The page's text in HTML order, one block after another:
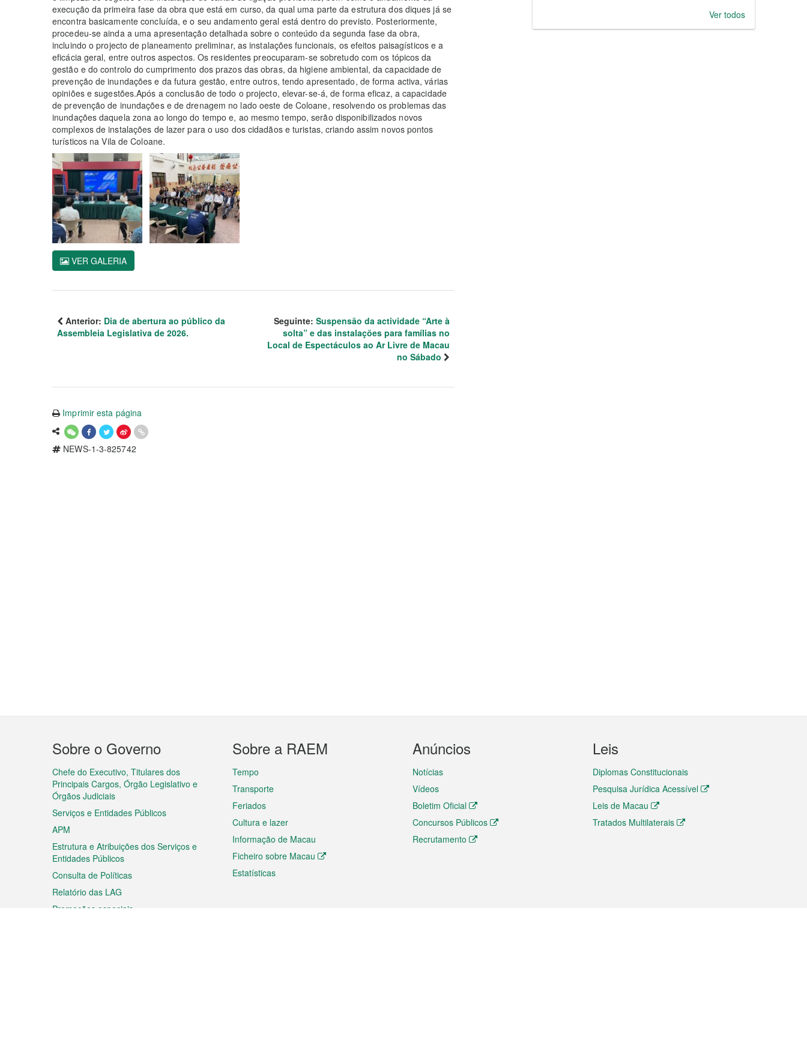
execução da primeira fase da obra que está em curso, da qual uma parte da estrutura dos diques já se
encontra basicamente concluída, e o seu andamento geral está dentro do previsto. Posteriormente,
procedeu-se ainda a uma apresentação detalhada sobre o conteúdo da segunda fase da obra,
incluindo o projecto de planeamento preliminar, as instalações funcionais, os efeitos paisagísticos e a
eficácia geral, entre outros aspectos. Os residentes preocuparam-se sobretudo com os tópicos da
gestão e do controlo do cumprimento dos prazos das obras, da higiene ambiental, da capacidade de
prevenção de inundações e da futura gestão, entre outros, tendo apresentado, de forma activa, várias
opiniões e sugestões.Após a conclusão de todo o projecto, elevar-se-á, de forma eficaz, a capacidade
de prevenção de inundações e de drenagem no lado oeste de Coloane, resolvendo os problemas das
inundações daquela zona ao longo do tempo e, ao mesmo tempo, serão disponibilizados novos
complexos de instalações de lazer para o uso dos cidadãos e turistas, criando assim novos pontos
turísticos na Vila de Coloane.
VER GALERIA
Anterior: Dia de abertura ao público da
Assembleia Legislativa de 2026.
Seguinte: Suspensão da actividade “Arte à
solta” e das instalações para famílias no
Local de Espectáculos ao Ar Livre de Macau
no Sábado
Imprimir esta página
NEWS-1-3-825742
Ver todos
Menu
do
rodapé
Sobre o Governo
Chefe do Executivo, Titulares dos
Principais Cargos, Órgão Legislativo e
Órgãos Judiciais
Serviços e Entidades Públicos
APM
Estrutura e Atribuições dos Serviços e
Entidades Públicos
Consulta de Políticas
Relatório das LAG
Promoções especiais
Sobre a RAEM
Tempo
Transporte
Feriados
Cultura e lazer
Informação de Macau
Ficheiro sobre Macau
Estatísticas
Anúncios
Notícias
Vídeos
Boletim Oficial
Concursos Públicos
Recrutamento
Leis
Diplomas Constitucionais
Pesquisa Jurídica Acessível
Leis de Macau
Tratados Multilaterais